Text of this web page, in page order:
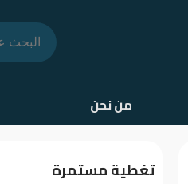
من نحن
تغطية مستمرة